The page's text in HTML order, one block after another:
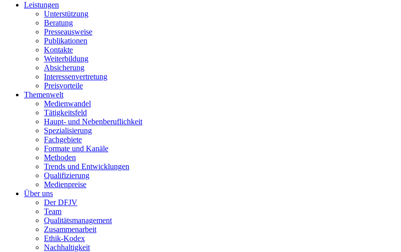
Leistungen
Unterstützung
Beratung
Presseausweise
Publikationen
Kontakte
Weiterbildung
Absicherung
Interessenvertretung
Preisvorteile
Themenwelt
Medienwandel
Tätigkeitsfeld
Haupt- und Nebenberuflichkeit
Spezialisierung
Fachgebiete
Formate und Kanäle
Methoden
Trends und Entwicklungen
Qualifizierung
Medienpreise
Über uns
Der DFJV
Team
Qualitätsmanagement
Zusammenarbeit
Ethik-Kodex
Nachhaltigkeit